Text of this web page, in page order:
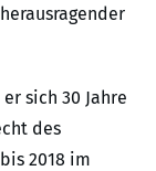
sich 30 Jahre
des
2018 im